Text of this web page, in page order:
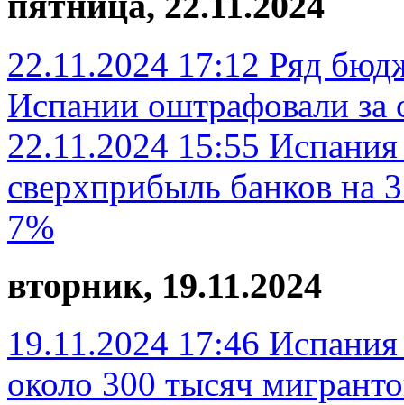
22.11.2024 17:12 Ряд
Испании оштрафовали за
22.11.2024 15:55 Испания
сверхприбыль банков на
7%
вторник, 19.11.2024
19.11.2024 17:46 Испания
около 300 тысяч